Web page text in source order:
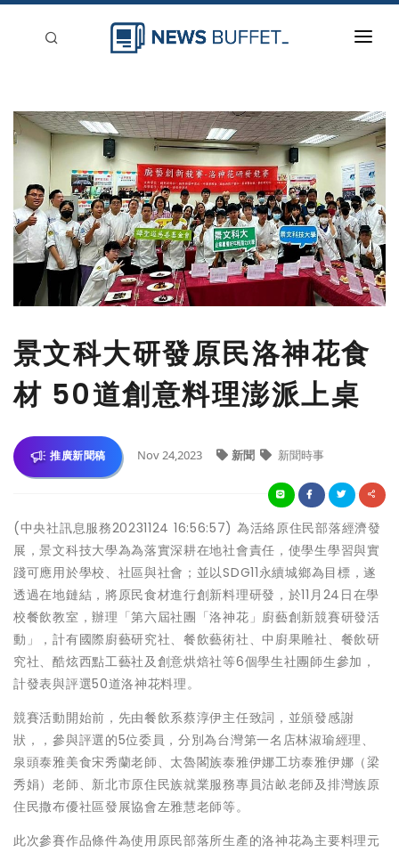
新聞稿分類
登入
刊登
景文科大研發原民洛神花食
材 50道創意料理澎派上桌
推廣新聞稿 Nov 24,2023 新聞 新聞時事
(中央社訊息服務20231124 16:56:57) 為活絡原住民部落經濟發
展，景文科技大學為為落實深耕在地社會責任，使學生學習與實
踐可應用於學校、社區與社會；並以SDG11永續城鄉為目標，遂
透過在地鏈結，將原民食材進行創新料理研發，於11月24日在學
校餐飲教室，辦理「第六屆社團「洛神花」廚藝創新競賽研發活
動」，計有國際廚藝研究社、餐飲藝術社、中廚果雕社、餐飲研
究社、酷炫西點工藝社及創意烘焙社等6個學生社團師生參加，
計發表與評選50道洛神花料理。
競賽活動開始前，先由餐飲系蔡淳伊主任致詞，並頒發感謝
狀，，參與評選的5位委員，分別為台灣第一名店林淑瑜經理、
泉頭泰雅美食宋秀蘭老師、太魯閣族泰雅伊娜工坊泰雅伊娜（梁
秀娟）老師、新北市原住民族就業服務專員沽畝老師及排灣族原
住民撒布優社區發展協會左雅慧老師等。
此次參賽作品條件為使用原民部落所生產的洛神花為主要料理元